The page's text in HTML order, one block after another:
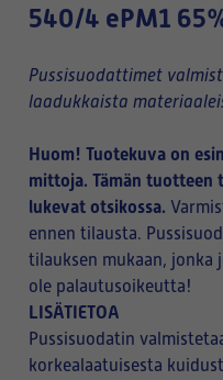
540/4 ePM1
Pussisuodattimet
laadukkaista
Huom! Tuotekuva on
mittoja. Tämän tuotteen
lukevat otsikossa.
ennen tilausta.
tilauksen mukaan,
ole palautusoikeutta!
LISÄTIETOA
Pussisuodatin
korkealaatuisesta